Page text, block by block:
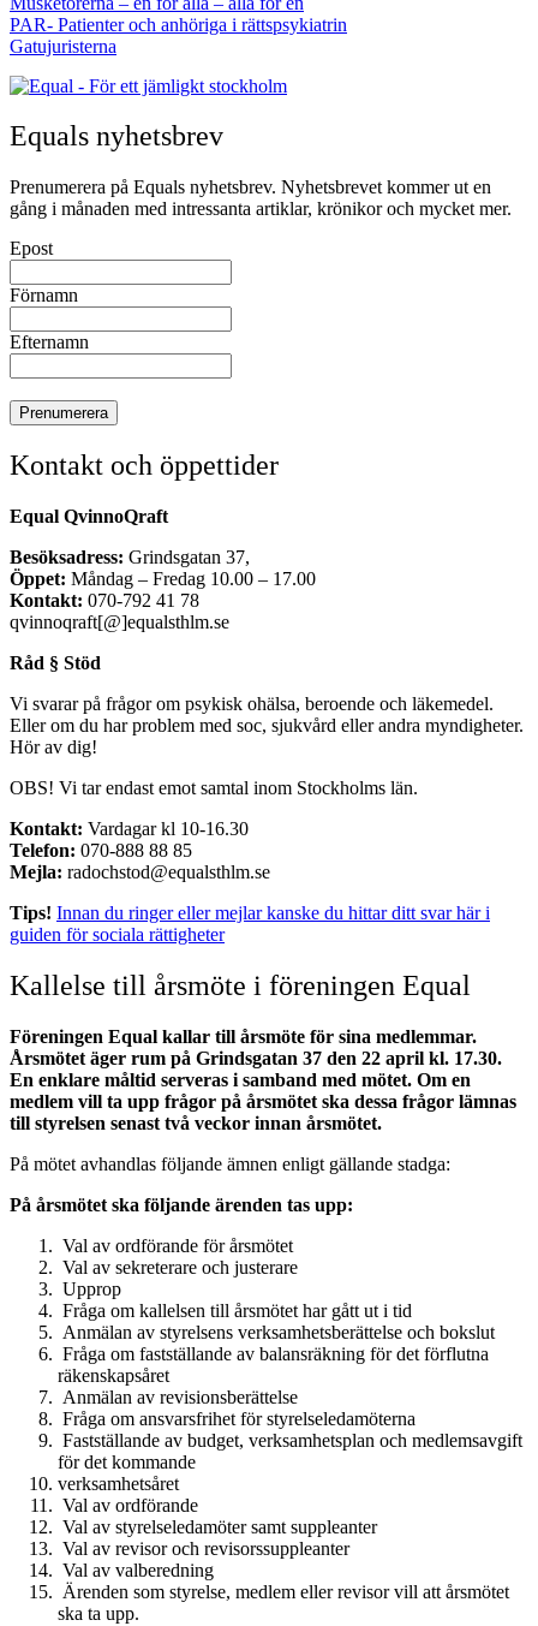
PAR- Patienter och anhöriga i rättspsykiatrin
Gatujuristerna
Equals nyhetsbrev
Prenumerera på Equals nyhetsbrev. Nyhetsbrevet kommer ut en
gång i månaden med intressanta artiklar, krönikor och mycket mer.
Epost
Förnamn
Efternamn
Kontakt och öppettider
Equal QvinnoQraft
Besöksadress: Grindsgatan 37,
Öppet: Måndag – Fredag 10.00 – 17.00
Kontakt: 070-792 41 78
qvinnoqraft[@]equalsthlm.se
Råd § Stöd
Vi svarar på frågor om psykisk ohälsa, beroende och läkemedel.
Eller om du har problem med soc, sjukvård eller andra myndigheter.
Hör av dig!
OBS! Vi tar endast emot samtal inom Stockholms län.
Kontakt: Vardagar kl 10-16.30
Telefon: 070-888 88 85
Mejla: radochstod@equalsthlm.se
Tips! Innan du ringer eller mejlar kanske du hittar ditt svar här i
guiden för sociala rättigheter
Kallelse till årsmöte i föreningen Equal
Föreningen Equal kallar till årsmöte för sina medlemmar.
Årsmötet äger rum på Grindsgatan 37 den 22 april kl. 17.30.
En enklare måltid serveras i samband med mötet. Om en
medlem vill ta upp frågor på årsmötet ska dessa frågor lämnas
till styrelsen senast två veckor innan årsmötet.
På mötet avhandlas följande ämnen enligt gällande stadga:
På årsmötet ska följande ärenden tas upp:
Val av ordförande för årsmötet
Val av sekreterare och justerare
Upprop
Fråga om kallelsen till årsmötet har gått ut i tid
Anmälan av styrelsens verksamhetsberättelse och bokslut
Fråga om fastställande av balansräkning för det förflutna
räkenskapsåret
Anmälan av revisionsberättelse
Fråga om ansvarsfrihet för styrelseledamöterna
Fastställande av budget, verksamhetsplan och medlemsavgift
för det kommande
verksamhetsåret
Val av ordförande
Val av styrelseledamöter samt suppleanter
Val av revisor och revisorssuppleanter
Val av valberedning
Ärenden som styrelse, medlem eller revisor vill att årsmötet
ska ta upp.